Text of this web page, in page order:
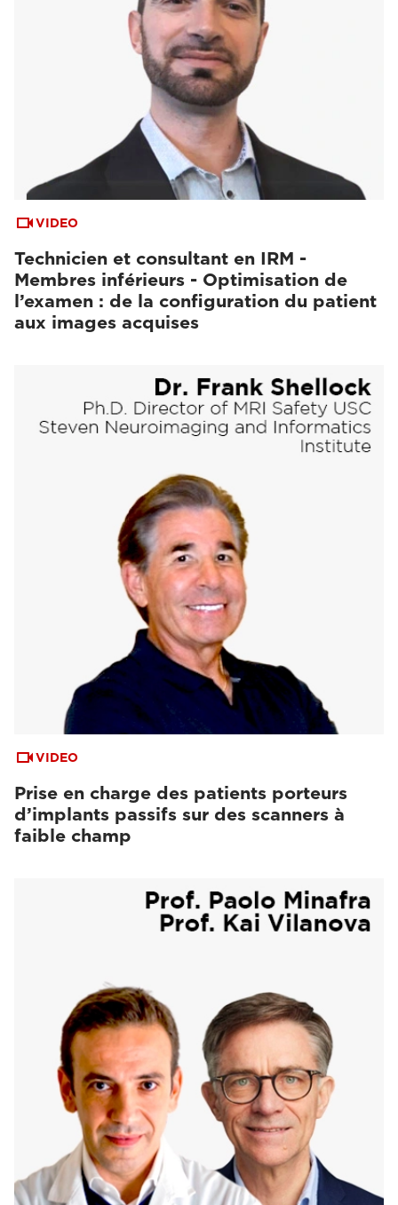
VIDEO
Technicien et consultant en IRM -
Membres inférieurs - Optimisation de
l’examen : de la configuration du patient
aux images acquises
VIDEO
Prise en charge des patients porteurs
d’implants passifs sur des scanners à
faible champ